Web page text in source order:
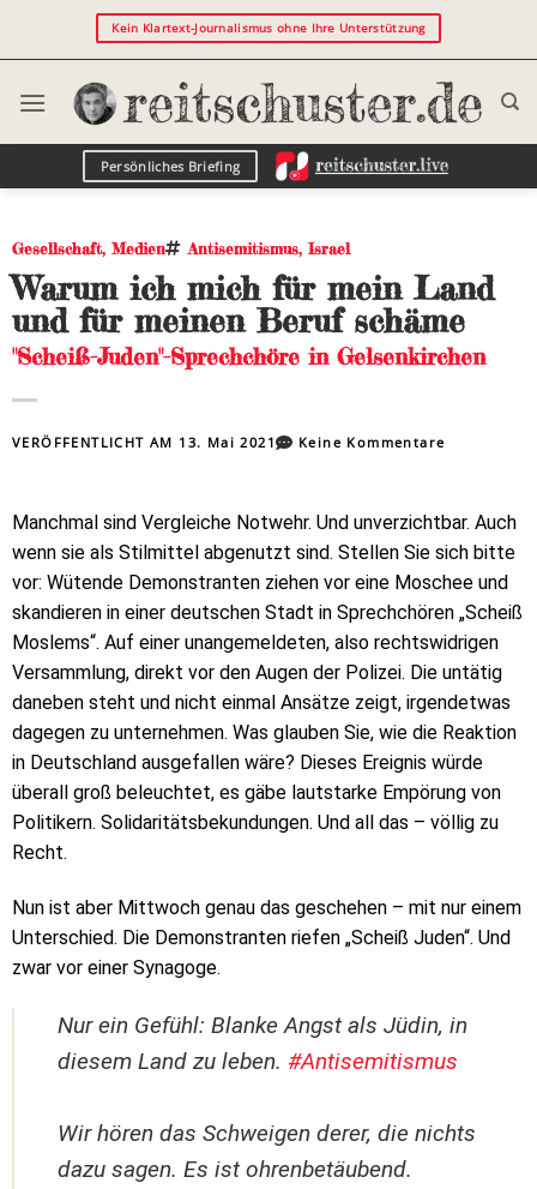
Kein Klartext-Journalismus ohne Ihre Unterstützung
Persönliches Briefing
Gesellschaft, Medien Antisemitismus,Israel
Warum ich mich für mein Land
und für meinen Beruf schäme
"Scheiß-Juden"-Sprechchöre in Gelsenkirchen
VERÖFFENTLICHT AM 13. Mai 2021 Keine Kommentare
Manchmal sind Vergleiche Notwehr. Und unverzichtbar. Auch
wenn sie als Stilmittel abgenutzt sind. Stellen Sie sich bitte
vor: Wütende Demonstranten ziehen vor eine Moschee und
skandieren in einer deutschen Stadt in Sprechchören „Scheiß
Moslems“. Auf einer unangemeldeten, also rechtswidrigen
Versammlung, direkt vor den Augen der Polizei. Die untätig
daneben steht und nicht einmal Ansätze zeigt, irgendetwas
dagegen zu unternehmen. Was glauben Sie, wie die Reaktion
in Deutschland ausgefallen wäre? Dieses Ereignis würde
überall groß beleuchtet, es gäbe lautstarke Empörung von
Politikern. Solidaritätsbekundungen. Und all das – völlig zu
Recht.
Nun ist aber Mittwoch genau das geschehen – mit nur einem
Unterschied. Die Demonstranten riefen „Scheiß Juden“. Und
zwar vor einer Synagoge.
Nur ein Gefühl: Blanke Angst als Jüdin, in
diesem Land zu leben. #Antisemitismus
Wir hören das Schweigen derer, die nichts
dazu sagen. Es ist ohrenbetäubend.